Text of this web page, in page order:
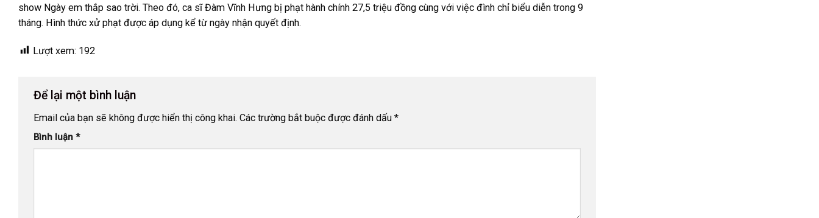
show Ngày em thắp sao trời. Theo đó, ca sĩ Đàm Vĩnh Hưng bị phạt hành chính 27,5 triệu đồng cùng với việc đình chỉ biểu diễn trong 9
tháng. Hình thức xử phạt được áp dụng kể từ ngày nhận quyết định.
Lượt xem: 192
Để lại một bình luận
Email của bạn sẽ không được hiển thị công khai. Các trường bắt buộc được đánh dấu *
Bình luận *